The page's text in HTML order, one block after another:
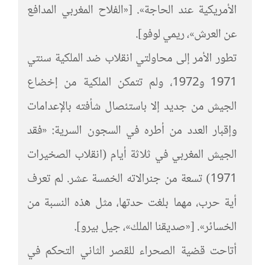
الأمريكية عند الحاجة». [«الفلاح المغربي المدافع
عن العرش»، ريمي لوفو].
تطور الأمر إلى محاولتي انقلاب ضد الملكية سنتي
1971 و1972، ولم تتمكن الملكية من إخضاع
الجيش من جديد إلا باستئصال شأفته بالإعدامات
وإقبار العدد من أطره في السجون السرية: «فقد
الجيش المغربي في ثلاثة أيام (انقلاب الصخيرات
1971) تسعة من جنرالاته الخمسة عشر. لم تعرف
أية حرب، مهما بلغت حدتها، مثل هذه النسبة من
الخسائر». [«صديقنا الملك»، جيل بيرو].
أتاحت قضية الصحراء للقصر الثاني التحكم في